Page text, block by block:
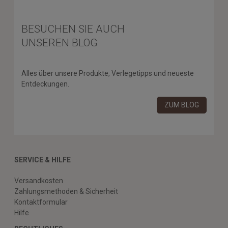
BESUCHEN SIE AUCH
UNSEREN BLOG
Alles über unsere Produkte, Verlegetipps und neueste
Entdeckungen.
ZUM BLOG
SERVICE & HILFE
Versandkosten
Zahlungsmethoden & Sicherheit
Kontaktformular
Hilfe